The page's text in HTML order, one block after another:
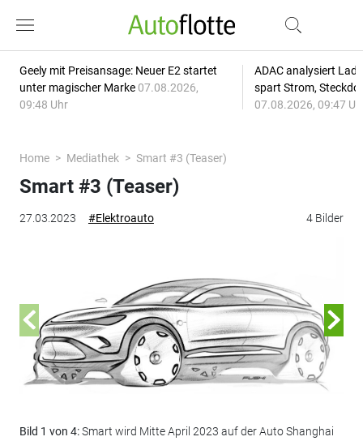
Geely mit Preisansage: Neuer E2 startet
unter magischer Marke 07.08.2026,
09:48 Uhr
ADAC analysiert
spart Strom,
07.08.2026, 09:47
Home Mediathek Smart #3 (Teaser)
27.03.2023 #Elektroauto 4 Bilder
Smart #3 (Teaser)
Bild 1 von 4:Smart wird Mitte April 2023 auf der Auto Shanghai